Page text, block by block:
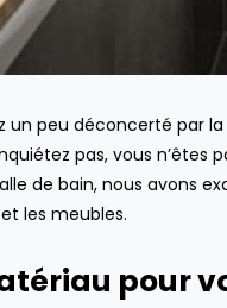
un peu déconcerté par
pas, vous n’êtes
de bain, nous avons
les meubles.
pour